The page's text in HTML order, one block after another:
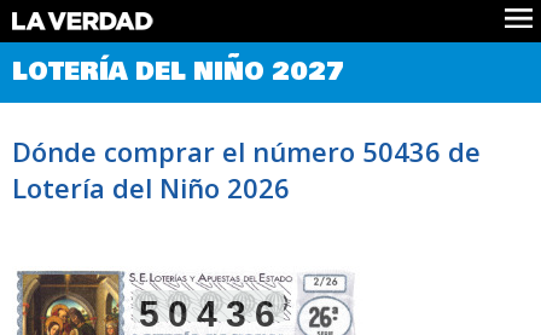
Comprobar Loteria del Niño
Premios
Noticias
Datos
LOTERÍA DEL NIÑO 2027
Dónde comprar el número 50436 de
Lotería del Niño 2026
50436